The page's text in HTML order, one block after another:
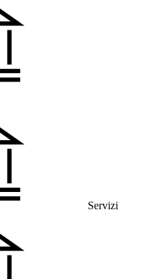
Servizi